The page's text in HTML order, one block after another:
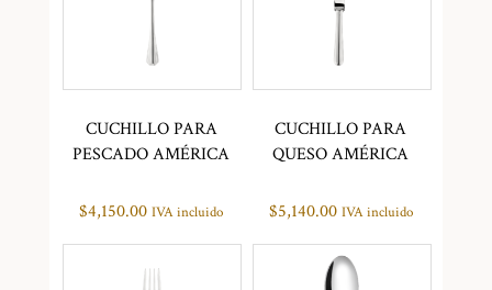
CUCHILLO PARA
PESCADO AMÉRICA
$4,150.00 IVA incluido
CUCHILLO PARA
QUESO AMÉRICA
$5,140.00 IVA incluido